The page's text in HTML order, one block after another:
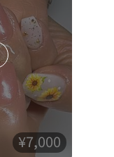
¥7,000